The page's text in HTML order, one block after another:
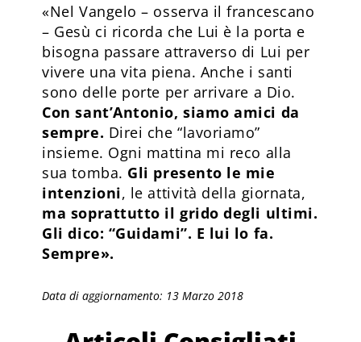
«Nel Vangelo – osserva il francescano
– Gesù ci ricorda che Lui è la porta e
bisogna passare attraverso di Lui per
vivere una vita piena. Anche i santi
sono delle porte per arrivare a Dio.
Con sant’Antonio, siamo amici da
sempre. Direi che “lavoriamo”
insieme. Ogni mattina mi reco alla
sua tomba. Gli presento le mie
intenzioni, le attività della giornata,
ma soprattutto il grido degli ultimi.
Gli dico: “Guidami”. E lui lo fa.
Sempre».
Data di aggiornamento: 13 Marzo 2018